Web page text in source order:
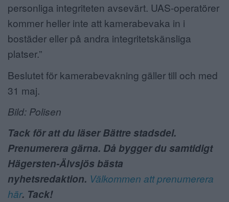
personliga integriteten avsevärt. UAS-operatörer
kommer heller inte att kamerabevaka in i
bostäder eller på andra integritetskänsliga
platser.”
Beslutet för kamerabevakning gäller till och med
31 maj.
Bild: Polisen
Tack för att du läser Bättre stadsdel.
Prenumerera gärna. Då bygger du samtidigt
Hägersten-Älvsjös bästa
nyhetsredaktion. Välkommen att prenumerera
här. Tack!